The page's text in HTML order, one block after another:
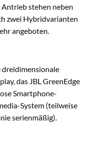
Antrieb stehen neben
zwei Hybridvarianten
angeboten.
dreidimensionale
das JBL GreenEdge
Smartphone-
System (teilweise
serienmäßig).